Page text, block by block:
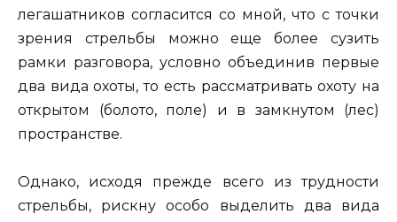
легашатников согласится со мной, что с точки
зрения стрельбы можно еще более сузить
рамки разговора, условно объединив первые
два вида охоты, то есть рассматривать охоту на
открытом (болото, поле) и в замкнутом (лес)
пространстве.
Однако, исходя прежде всего из трудности
стрельбы, рискну особо выделить два вида